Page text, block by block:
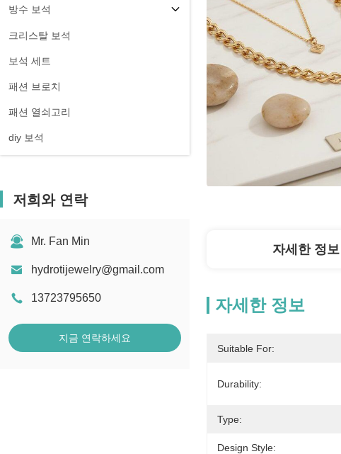
방수 보석
크리스탈 보석
보석 세트
패션 브로치
패션 열쇠고리
diy 보석
저희와 연락
Mr. Fan Min
hydrotijewelry@gmail.com
13723795650
지금 연락하세요
자세한 정보
자세한 정보
Suitable For:
Durability:
Type:
Design Style: